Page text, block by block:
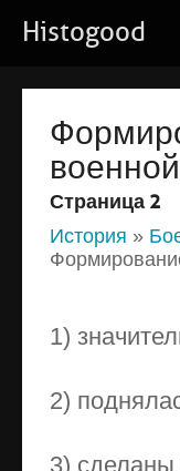
Histogood
Страница 2
История »
1)
2)
3)